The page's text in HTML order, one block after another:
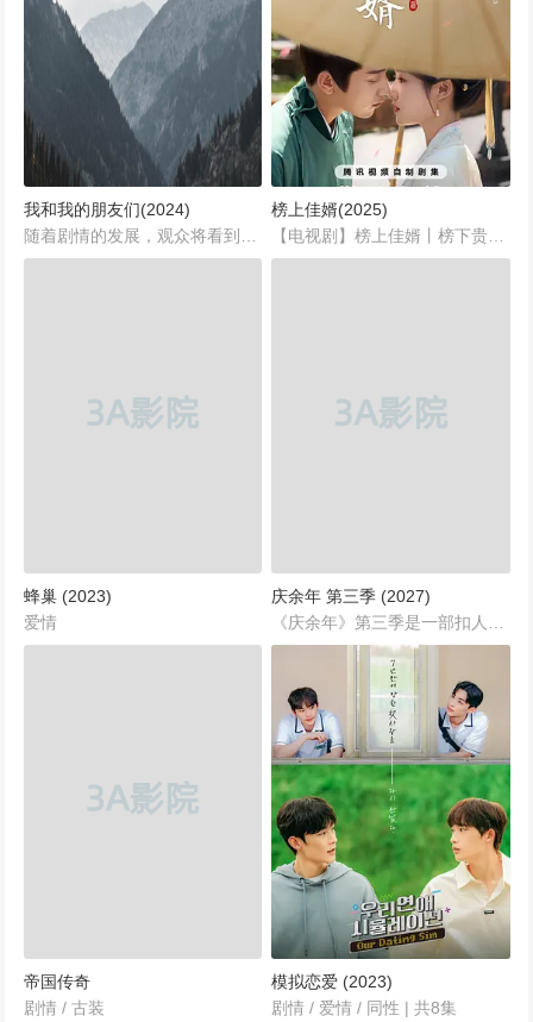
我和我的朋友们(2024)
榜上佳婿(2025)
蜂巢 (2023)
爱情
庆余年 第三季 (2027)
帝国传奇
剧情 / 古装
模拟恋爱 (2023)
剧情 / 爱情 / 同性 | 共8集